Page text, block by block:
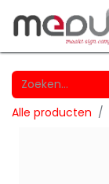
Alle producten